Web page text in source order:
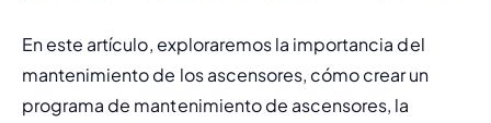
En este artículo, exploraremos la importancia del
mantenimiento de los ascensores, cómo crear un
programa de mantenimiento de ascensores, la